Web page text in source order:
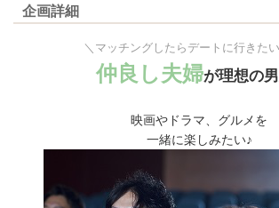
企画詳細
＼マッチングしたらデートに行きた
仲良し夫婦が理想の
映画やドラマ、グルメを
一緒に楽しみたい♪